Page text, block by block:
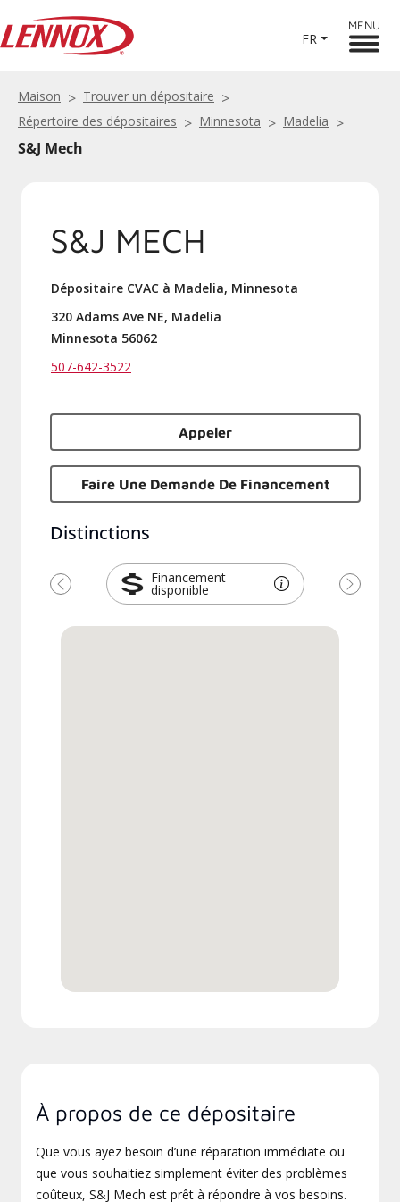
FR
MENU
Maison
Trouver un dépositaire
Répertoire des dépositaires
Minnesota Madelia
S&J Mech
S&J MECH
Dépositaire CVAC à Madelia, Minnesota
320 Adams Ave NE, Madelia
Minnesota 56062
507-642-3522
Appeler
Faire Une Demande De Financement
Distinctions
Financement
disponible
Previous Next
À propos de ce dépositaire
Que vous ayez besoin d’une réparation immédiate ou
que vous souhaitiez simplement éviter des problèmes
coûteux, S&J Mech est prêt à répondre à vos besoins.